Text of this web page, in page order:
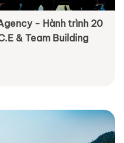
- Hành trình 20
& Team Building